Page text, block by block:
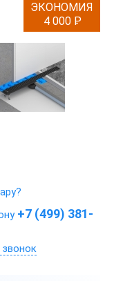
ЭКОНОМИЯ
4 000 P
-
+7 (499) 381-